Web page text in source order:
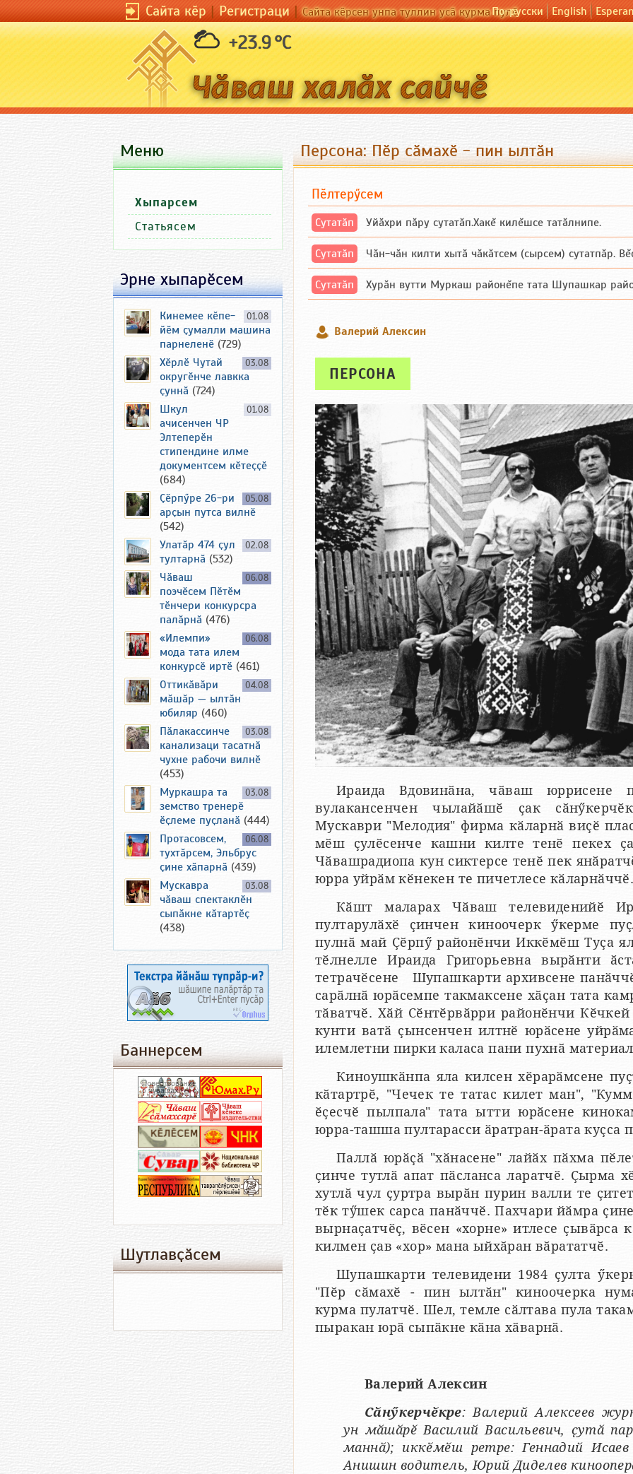
Сайта кӗр|Регистраци|Сайта кӗрсен унпа туллин усӑ курма пулӗПо-русски English
+23.9 °C
Персона: Пӗр сӑмахӗ - пин ылтӑн
Пӗлтерӳсем
Сутатӑп Уйăхри пăру сутатăп.Хакĕ килĕшсе татăлнипе.
Сутатӑп Чăн-чăн килти хытă чăкăтсем (сырсем) сутатпăр.
Сутатӑп Хурăн вутти Муркаш районĕпе тата Шупашкар
Валерий Алексин
ПЕРСОНА
Ираида Вдовинӑна, чӑваш юррисене
вулакансенчен чылайӑшӗ ҫак
Мускаври "Мелодия" фирма кӑларнӑ виҫӗ
мӗш ҫулӗсенче кашни килте тенӗ пекех
Чӑвашрадиопа кун сиктерсе тенӗ пек
юрра уйрӑм кӗнекен те пичетлесе
Кӑшт маларах Чӑваш телевиденийӗ
пултарулӑхӗ ҫинчен киноочерк ӳкерме
пулнӑ май Ҫӗрпӳ районӗнчи Иккӗмӗш Туҫа
тӗлнелле Ираида Григорьевна вырӑнти
тетрачӗсене Шупашкарти архивсене
сарӑлнӑ юрӑсемпе такмаксене хӑҫан тата
тӑватчӗ. Хӑй Сӗнтӗрвӑрри районӗнчи
кунти ватӑ ҫынсенчен илтнӗ юрӑсене
илемлетни пирки каласа пани пухнӑ
Киноушкӑнпа яла килсен хӗрарӑмсене
кӑтартрӗ, "Чечек те татас килет ман",
ӗҫесчӗ пылпала" тата ытти юрӑсене
юрра-ташша пултарасси ӑратран-ӑрата куҫса
Паллӑ юрӑҫӑ "хӑнасене" лайӑх пӑхма
ҫинче тутлӑ апат пӑсланса ларатчӗ. Ҫырма
хутлӑ чул ҫуртра вырӑн пурин валли те
тӗк тӳшек сарса панӑччӗ. Пахчари йӑмра
вырнаҫатчӗҫ, вӗсен «хорне» итлесе ҫывӑрса
килмен ҫав «хор» мана ыйхӑран вӑрататчӗ.
Шупашкарти телевидени 1984 ҫулта
"Пӗр сӑмахӗ - пин ылтӑн" киноочерка
курма пулатчӗ. Шел, темле сӑлтава пула
пыракан юрӑ сыпӑкне кӑна хӑварнӑ.
Валерий Алексин
Сӑнӳкерчӗкре: Валерий Алексеев
ун мӑшӑрӗ Василий Васильевич, ҫутӑ
маннӑ); иккӗмӗш ретре: Геннадий
Анишин водитель, Юрий Диделев
Меню
Хыпарсем
Статьясем
Эрне хыпарӗсем
01.08
Кинемее кӗпе-
йӗм ҫумалли машина
парнеленӗ (729)
03.08
Хӗрлӗ Чутай
округӗнче лавкка
ҫуннӑ (724)
01.08
Шкул
ачисенчен ЧР
Элтеперӗн
стипендине илме
документсем кӗтеҫҫӗ
(684)
05.08
Ҫӗрпӳре 26-ри
арҫын путса вилнӗ
(542)
02.08
Улатӑр 474 ҫул
тултарнӑ (532)
06.08
Чӑваш
поэчӗсем Пӗтӗм
тӗнчери конкурсра
палӑрнӑ (476)
06.08
«Илемпи»
мода тата илем
конкурсӗ иртӗ (461)
04.08
Оттикӑвӑри
мӑшӑр — ылтӑн
юбиляр (460)
03.08
Пӑлакассинче
канализаци тасатнӑ
чухне рабочи вилнӗ
(453)
03.08
Муркашра та
земство тренерӗ
ӗҫлеме пуҫланӑ (444)
06.08
Протасовсем,
тухтӑрсем, Эльбрус
ҫине хӑпарнӑ (439)
03.08
Мускавра
чӑваш спектаклӗн
сыпӑкне кӑтартӗҫ
(438)
Баннерсем
Шутлавҫӑсем